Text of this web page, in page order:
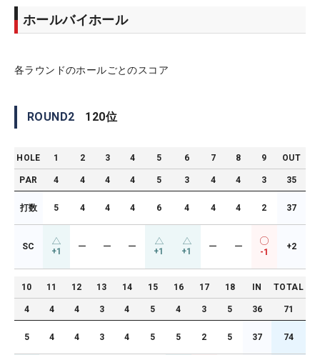
ホールバイホール
各ラウンドのホールごとのスコア
ROUND2 120位
HOLE 1 2 3 4 5 6 7 8 9 OUT
PAR 4 4 4 4 5 3 4 4 3 35
打数 5 4 4 4 6 4 4 4 2 37
SC +1 ー ー ー +1 +1 ー ー
-1
+2
10 11 12 13 14 15 16 17 18 IN TOTAL
4 4 4 3 4 5 4 3 5 36 71
5 4 4 3 4 5 5 2 5 37 74